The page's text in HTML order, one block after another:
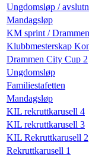
Ungdomsløp /
Mandagsløp
KM sprint /
Klubbmesterskap
Drammen City Cup 2
Ungdomsløp
Familiestafetten
Mandagsløp
KIL rekruttkarusell 4
KIL rekruttkarusell 3
KIL Rekruttkarusell 2
Rekruttkarusell 1